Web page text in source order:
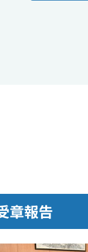
章報告